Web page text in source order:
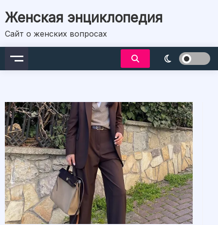
to
content
Женская энциклопедия
Сайт о женских вопросах